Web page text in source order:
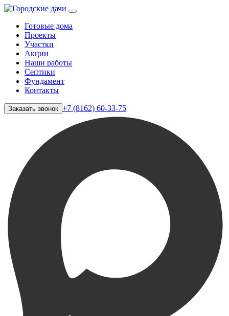
Готовые дома
Проекты
Участки
Акции
Наши работы
Септики
Фундамент
Контакты
Заказать звонок +7 (8162) 60-33-75